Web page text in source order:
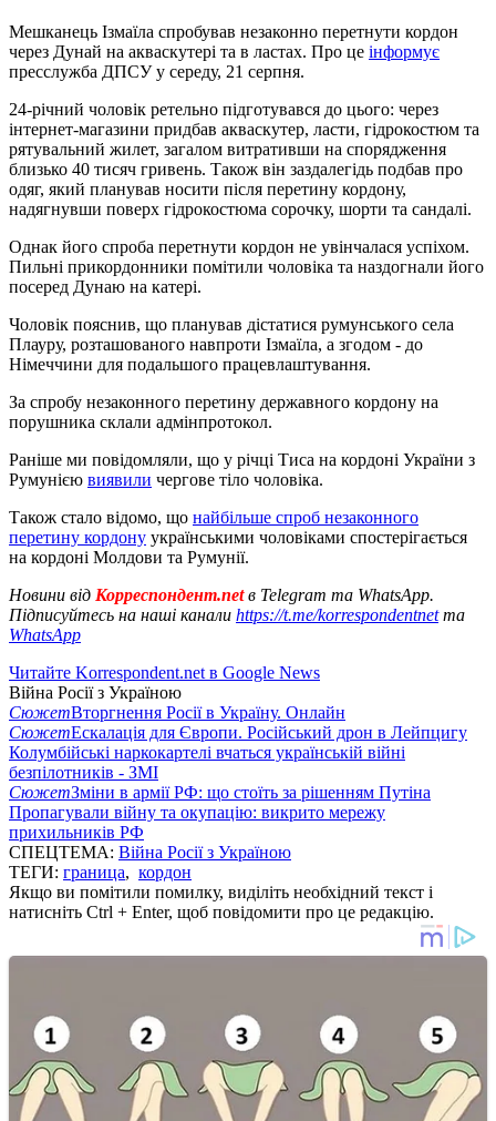
Мешканець Ізмаїла спробував незаконно перетнути кордон
через Дунай на акваскутері та в ластах. Про це інформує
пресслужба ДПСУ у середу, 21 серпня.
24-річний чоловік ретельно підготувався до цього: через
інтернет-магазини придбав акваскутер, ласти, гідрокостюм та
рятувальний жилет, загалом витративши на спорядження
близько 40 тисяч гривень. Також він заздалегідь подбав про
одяг, який планував носити після перетину кордону,
надягнувши поверх гідрокостюма сорочку, шорти та сандалі.
Однак його спроба перетнути кордон не увінчалася успіхом.
Пильні прикордонники помітили чоловіка та наздогнали його
посеред Дунаю на катері.
Чоловік пояснив, що планував дістатися румунського села
Плауру, розташованого навпроти Ізмаїла, а згодом - до
Німеччини для подальшого працевлаштування.
За спробу незаконного перетину державного кордону на
порушника склали адмінпротокол.
Раніше ми повідомляли, що у річці Тиса на кордоні України з
Румунією виявили чергове тіло чоловіка.
Також стало відомо, що найбільше спроб незаконного
перетину кордону українськими чоловіками спостерігається
на кордоні Молдови та Румунії.
Новини від Корреспондент.netв Telegram та WhatsApp.
Підписуйтесь на наші канали https://t.me/korrespondentnetта
WhatsApp
Читайте Korrespondent.net в Google News
Війна Росії з Україною
СюжетВторгнення Росії в Україну. Онлайн
СюжетЕскалація для Європи. Російський дрон в Лейпцигу
Колумбійські наркокартелі вчаться українській війні
безпілотників - ЗМІ
СюжетЗміни в армії РФ: що стоїть за рішенням Путіна
Пропагували війну та окупацію: викрито мережу
прихильників РФ
СПЕЦТЕМА: Війна Росії з Україною
ТЕГИ: граница, кордон
Якщо ви помітили помилку, виділіть необхідний текст і
натисніть Ctrl + Enter, щоб повідомити про це редакцію.